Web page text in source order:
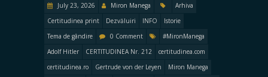
July 23, 2026 Miron Manega
Arhiva
Certitudinea print
Dezvăluiri INFO
Istorie
Tema de gândire
0 Comment
#MironManega
Adolf Hitler
CERTITUDINEA Nr. 212
certitudinea.com
certitudinea.ro
Gertrude von der Leyen
Miron Manega